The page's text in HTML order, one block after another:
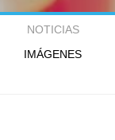
NOTICIAS
IMÁGENES